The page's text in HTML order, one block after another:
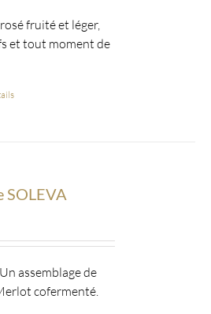
fruité et léger,
et tout moment de
SOLEVA
assemblage de
cofermenté.